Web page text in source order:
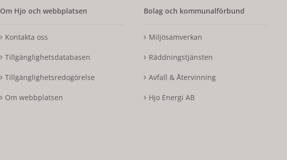
Om Hjo och webbplatsen
Kontakta oss
Tillgänglighetsdatabasen
Tillgänglighetsredogörelse
Om webbplatsen
Bolag och kommunalförbund
Miljösamverkan
Räddningstjänsten
Avfall & Återvinning
Hjo Energi AB